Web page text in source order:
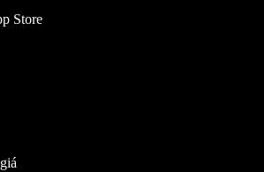
Store